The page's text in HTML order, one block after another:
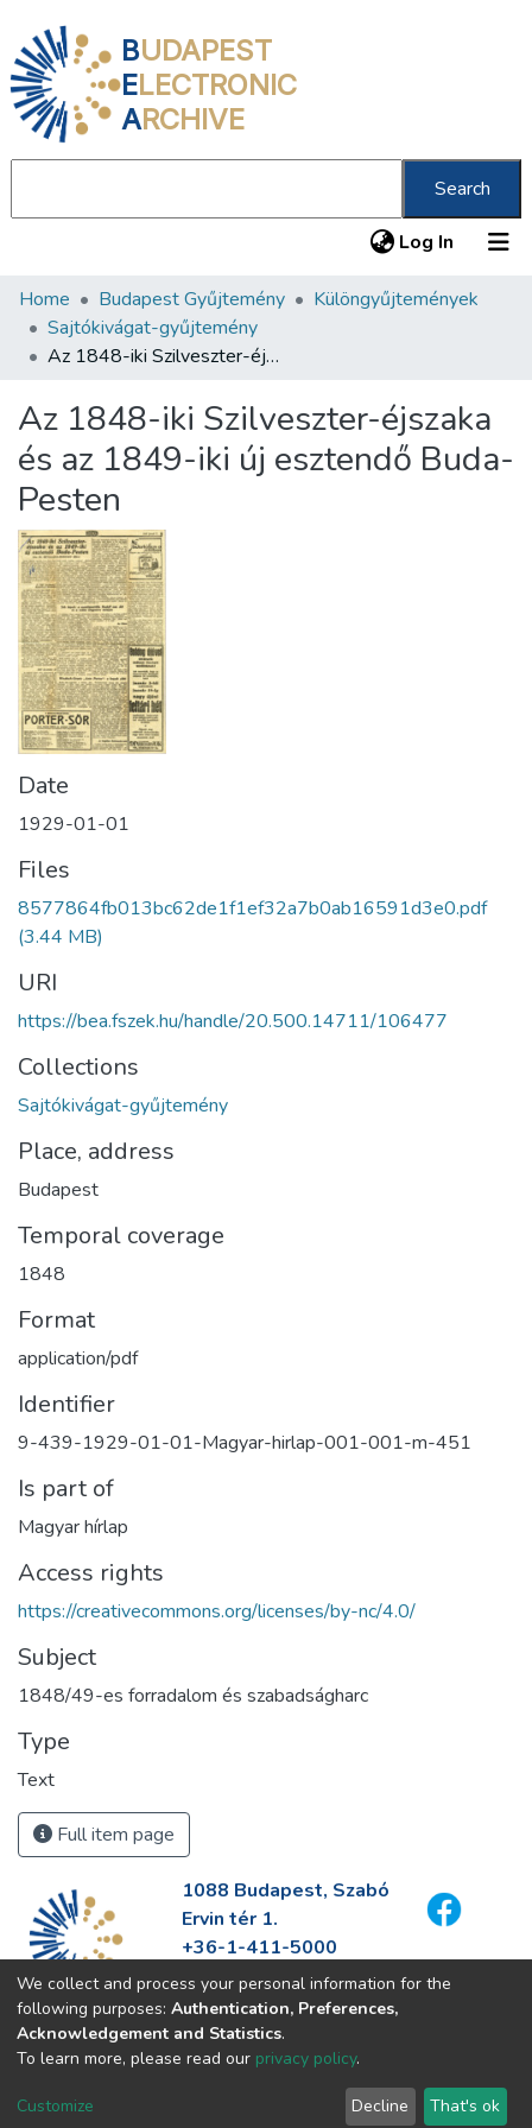
BUDAPEST
ELECTRONIC
ARCHIVE
Search
Log In (current)
Communities & Collections
All of DSpace
About us
Home Budapest Gyűjtemény
Különgyűjtemények
Sajtókivágat-gyűjtemény
Az 1848-iki Szilveszter-éjszaka és az 1849-iki új esztendő Buda-Pesten
Az 1848-iki Szilveszter-éjszaka
és az 1849-iki új esztendő Buda-
Pesten
Date
1929-01-01
Files
8577864fb013bc62de1f1ef32a7b0ab16591d3e0.pdf
(3.44 MB)
URI
https://bea.fszek.hu/handle/20.500.14711/106477
Collections
Sajtókivágat-gyűjtemény
Place, address
Budapest
Temporal coverage
1848
Format
application/pdf
Identifier
9-439-1929-01-01-Magyar-hirlap-001-001-m-451
Is part of
Magyar hírlap
Access rights
https://creativecommons.org/licenses/by-nc/4.0/
Subject
1848/49-es forradalom és szabadságharc
Type
Text
Full item page
1088 Budapest, Szabó
Ervin tér 1.
+36-1-411-5000
info@fszek.hu
https://fszek.hu
We collect and process your personal information for the
following purposes: Authentication, Preferences,
Acknowledgement and Statistics.
To learn more, please read our privacy policy.
Customize Decline That's ok